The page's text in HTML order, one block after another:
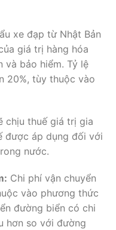
xe đạp từ Nhật Bản
giá trị hàng hóa
và bảo hiểm. Tỷ lệ
20%, tùy thuộc vào
chịu thuế giá trị gia
được áp dụng đối với
nước.
Chi phí vận chuyển
vào phương thức
đường biển có chi
hơn so với đường